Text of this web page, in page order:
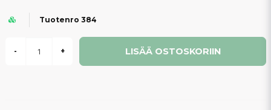
Tuotenro 384
- + LISÄÄ OSTOSKORIIN